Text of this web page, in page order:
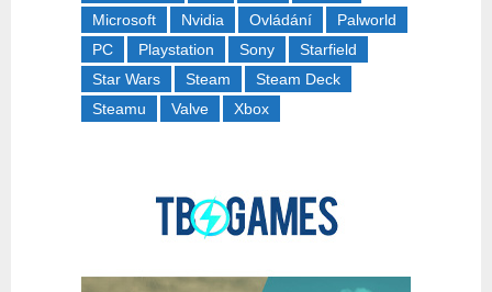
Microsoft
Nvidia Ovládání
Palworld
PC
Playstation Sony
Starfield
Star Wars
Steam
Steam Deck
Steamu
Valve Xbox